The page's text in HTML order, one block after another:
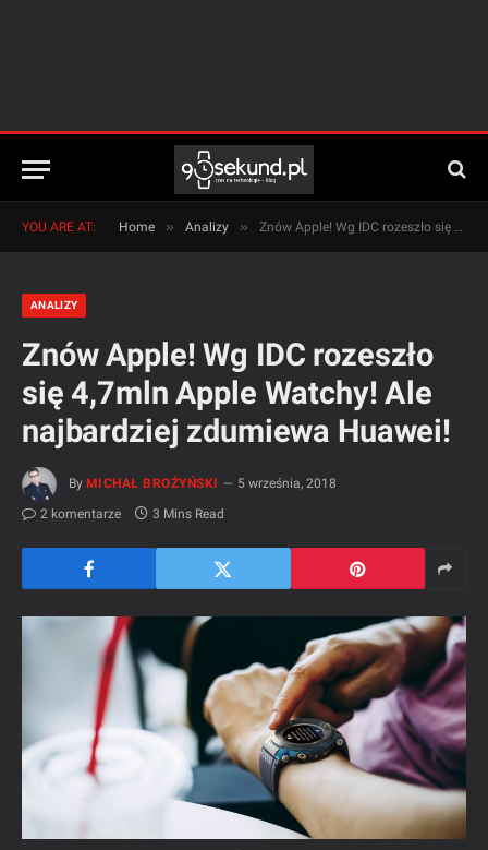
YOU ARE AT: Home » Analizy » Znów Apple! Wg IDC rozeszło się 4,7mln Apple Watchy! Ale najbardziej zdumiewa Huawei!
ANALIZY
Znów Apple! Wg IDC rozeszło
się 4,7mln Apple Watchy! Ale
najbardziej zdumiewa Huawei!
By MICHAŁ BROŻYŃSKI
5 września, 2018
2 komentarze
3 Mins Read